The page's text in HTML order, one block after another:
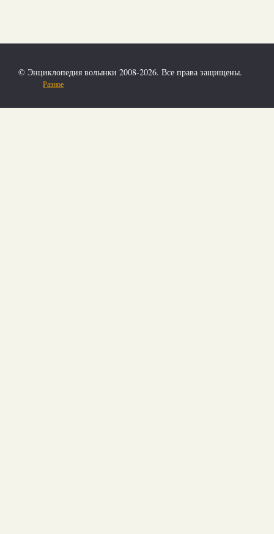
© Энциклопедия волынки 2008-2026. Все права защищены.
Разное